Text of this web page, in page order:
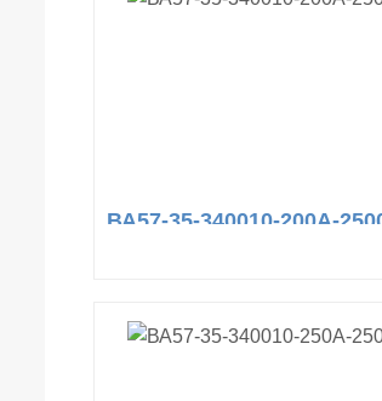
ВА57-35-340010-200А-